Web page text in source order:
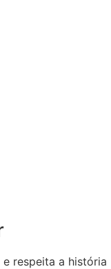
respeita a história